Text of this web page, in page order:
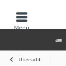
Menü
Übersicht